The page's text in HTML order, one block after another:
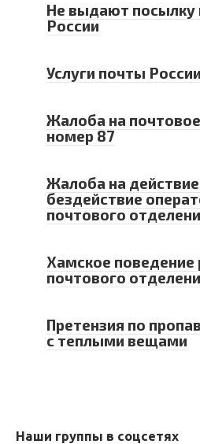
Не выдают посылку
России
Услуги почты
Жалоба на
номер 87
Жалоба на
бездействие
почтового
Хамское поведение
почтового
Претензия по
с теплыми вещами
Наши группы в соцсетях